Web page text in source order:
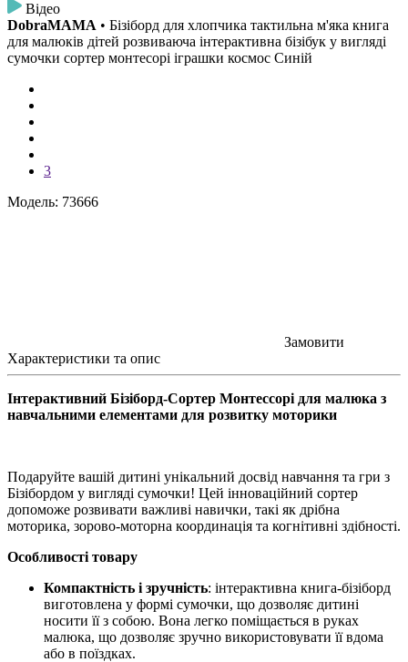
Відео
DobraMAMA • Бізіборд для хлопчика тактильна м'яка книга
для малюків дітей розвиваюча інтерактивна бізібук у вигляді
сумочки сортер монтесорі іграшки космос Синій
3
Модель: 73666
Замовити
Характеристики та опис
Інтерактивний Бізіборд-Сортер Монтессорі для малюка з
навчальними елементами для розвитку моторики
Подаруйте вашій дитині унікальний досвід навчання та гри з
Бізібордом у вигляді сумочки! Цей інноваційний сортер
допоможе розвивати важливі навички, такі як дрібна
моторика, зорово-моторна координація та когнітивні здібності.
Особливості товару
Компактність і зручність: інтерактивна книга-бізіборд
виготовлена у формі сумочки, що дозволяє дитині
носити її з собою. Вона легко поміщається в руках
малюка, що дозволяє зручно використовувати її вдома
або в поїздках.